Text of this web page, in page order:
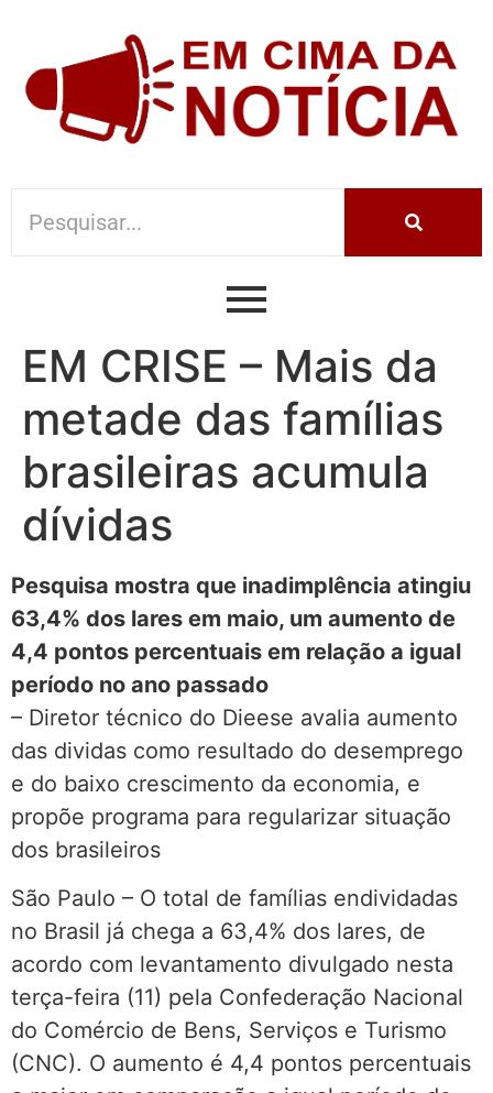
EM CRISE – Mais da
metade das famílias
brasileiras acumula
dívidas
Pesquisa mostra que inadimplência atingiu
63,4% dos lares em maio, um aumento de
4,4 pontos percentuais em relação a igual
período no ano passado
– Diretor técnico do Dieese avalia aumento
das dividas como resultado do desemprego
e do baixo crescimento da economia, e
propõe programa para regularizar situação
dos brasileiros
São Paulo – O total de famílias endividadas
no Brasil já chega a 63,4% dos lares, de
acordo com levantamento divulgado nesta
terça-feira (11) pela Confederação Nacional
do Comércio de Bens, Serviços e Turismo
(CNC). O aumento é 4,4 pontos percentuais